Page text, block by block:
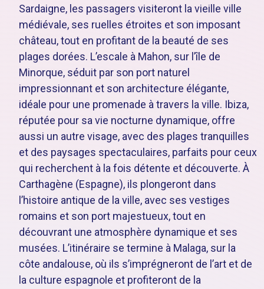
Sardaigne, les passagers visiteront la vieille ville
médiévale, ses ruelles étroites et son imposant
château, tout en profitant de la beauté de ses
plages dorées. L’escale à Mahon, sur l’île de
Minorque, séduit par son port naturel
impressionnant et son architecture élégante,
idéale pour une promenade à travers la ville. Ibiza,
réputée pour sa vie nocturne dynamique, offre
aussi un autre visage, avec des plages tranquilles
et des paysages spectaculaires, parfaits pour ceux
qui recherchent à la fois détente et découverte. À
Carthagène (Espagne), ils plongeront dans
l’histoire antique de la ville, avec ses vestiges
romains et son port majestueux, tout en
découvrant une atmosphère dynamique et ses
musées. L’itinéraire se termine à Malaga, sur la
côte andalouse, où ils s’imprégneront de l’art et de
la culture espagnole et profiteront de la